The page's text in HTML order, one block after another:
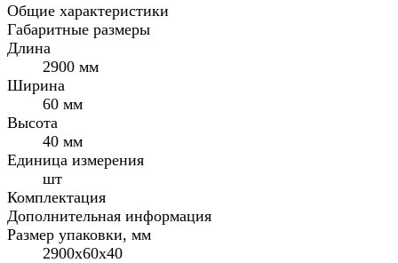
Общие характеристики
Габаритные размеры
Длина
2900 мм
Ширина
60 мм
Высота
40 мм
Единица измерения
шт
Комплектация
Дополнительная информация
Размер упаковки, мм
2900х60х40